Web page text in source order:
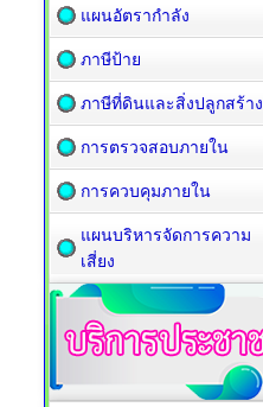
แผนอัตรากำลัง
ภาษีป้าย
ภาษีที่ดินและสิ่งปลูกสร้าง
การตรวจสอบภายใน
การควบคุมภายใน
แผนบริหารจัดการความ
เสี่ยง